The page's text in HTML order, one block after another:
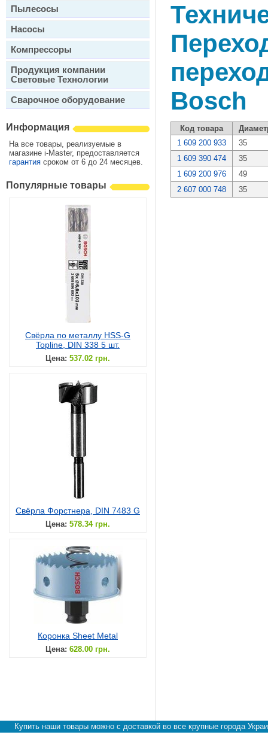
Пылесосы
Насосы
Компрессоры
Продукция компании
Световые Технологии
Сварочное оборудование
Информация
На все товары, реализуемые в
магазине i-Master, предоставляется
гарантия сроком от 6 до 24 месяцев.
Популярные товары
Свёрла по металлу HSS-G
Topline, DIN 338 5 шт.
Цена: 537.02 грн.
Свёрла Форстнера, DIN 7483 G
Цена: 578.34 грн.
Коронка Sheet Metal
Цена: 628.00 грн.
Bosch
Код товара
1 609 200 933
35
1 609 390 474
35
1 609 200 976
49
2 607 000 748
35
Купить наши товары можно с доставкой во все крупные города